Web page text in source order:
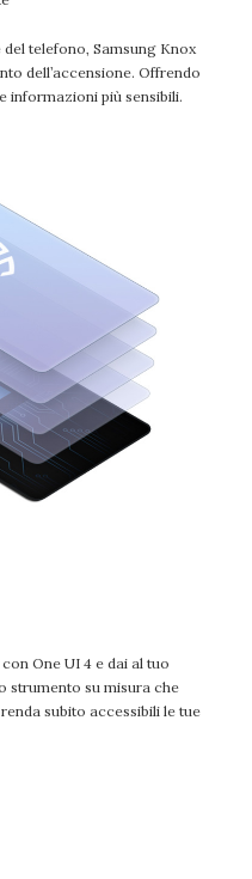
telefono, Samsung Knox
dell’accensione. Offrendo
informazioni più sensibili.
One UI 4 e dai al tuo
strumento su misura che
subito accessibili le tue